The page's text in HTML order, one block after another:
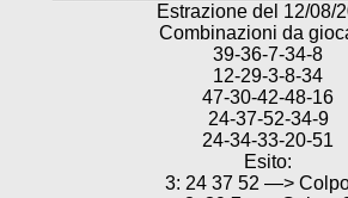
Estrazione del 12/08/
Combinazioni da
39-36-7-34-8
12-29-3-8-34
47-30-42-48-16
24-37-52-34-9
24-34-33-20-51
Esito:
3: 24 37 52 —>